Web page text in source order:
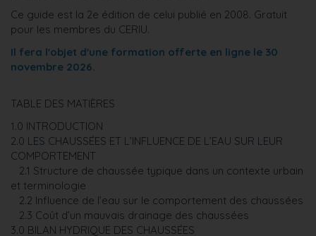
Ce guide est la 2e édition de celui publié en 2008. Gratuit
pour les membres du CERIU.
Il fera l'objet d'une formation offerte en ligne le 30
novembre 2026.
TABLE DES MATIÈRES
1.0 INTRODUCTION
2.0 LES CHAUSSÉES ET L’INFLUENCE DE L’EAU SUR LEUR
COMPORTEMENT
2.1 Structure de chaussée typique dans un contexte urbain
et terminologie
2.2 Influence de l’eau sur le comportement des chaussées
2.3 Coût d’un mauvais drainage des chaussées
3.0 BILAN HYDRIQUE DES CHAUSSÉES